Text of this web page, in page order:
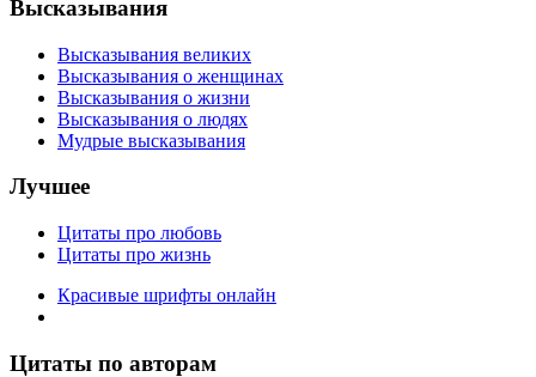
Высказывания
Высказывания великих
Высказывания о женщинах
Высказывания о жизни
Высказывания о людях
Мудрые высказывания
Лучшее
Цитаты про любовь
Цитаты про жизнь
Красивые шрифты онлайн
Цитаты по авторам